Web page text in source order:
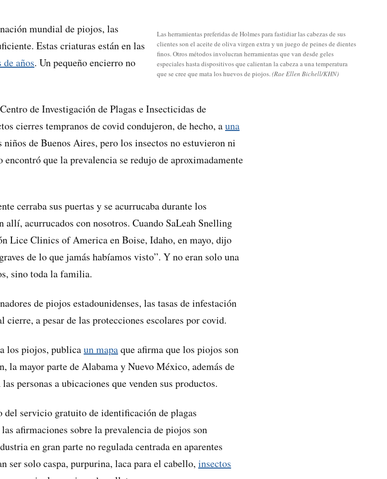
Las herramientas preferidas de Holmes para fastidiar las cabezas de sus
clientes son el aceite de oliva virgen extra y un juego de peines de dientes
finos. Otros métodos involucran herramientas que van desde geles
especiales hasta dispositivos que calientan la cabeza a una temperatura
que se cree que mata los huevos de piojos.(Rae Ellen Bichell/KHN)
mundial de piojos, las
Estas criaturas están en las
años. Un pequeño encierro no
de Investigación de Plagas e Insecticidas de
cierres tempranos de covid condujeron, de hecho, auna
niños de Buenos Aires, pero los insectos no estuvieron ni
que la prevalencia se redujo de aproximadamente
cerraba sus puertas y se acurrucaba durante los
allí, acurrucados con nosotros. Cuando SaLeah Snelling
Lice Clinics of America en Boise, Idaho, en mayo, dijo
de lo que jamás habíamos visto”. Y no eran solo una
sino toda la familia.
de piojos estadounidenses, las tasas de infestación
cierre, a pesar de las protecciones escolares por covid.
los piojos, publicaun mapaque afirma que los piojos son
la mayor parte de Alabama y Nuevo México, además de
personas a ubicaciones que venden sus productos.
servicio gratuito de identificación de plagas
afirmaciones sobre la prevalencia de piojos son
en gran parte no regulada centrada en aparentes
ser solo caspa, purpurina, laca para el cabello, insectos